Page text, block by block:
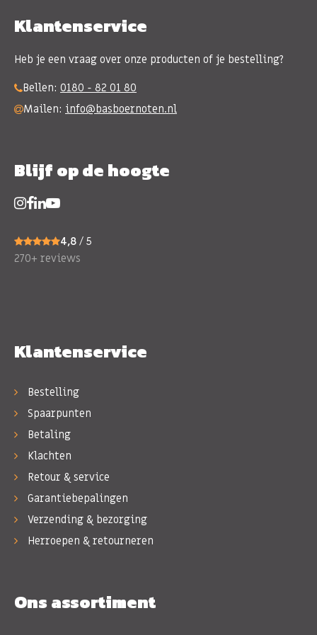
Klantenservice
Heb je een vraag over onze producten of je bestelling?
Bellen: 0180 - 82 01 80
Mailen: info@basboernoten.nl
Blijf op de hoogte
4,8 / 5
270+ reviews
Klantenservice
Bestelling
Spaarpunten
Betaling
Klachten
Retour & service
Garantiebepalingen
Verzending & bezorging
Herroepen & retourneren
Ons assortiment